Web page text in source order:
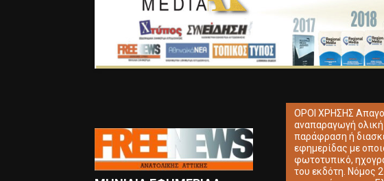
ΟΡΟΙ ΧΡΗΣΗΣ
αναπαραγωγή ολική
παράφραση ή
εφημερίδας με
φωτοτυπικό,
του εκδότη. Νόμος